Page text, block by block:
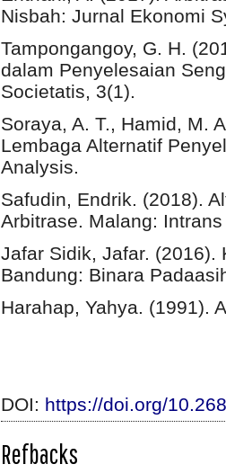
Nisbah: Jurnal Ekonomi
Tampongangoy, G. H.
dalam Penyelesaian
Societatis, 3(1).
Soraya, A. T., Hamid, M.
Lembaga Alternatif
Analysis.
Safudin, Endrik. (2018).
Arbitrase. Malang:
Jafar Sidik, Jafar. (2016).
Bandung: Binara
Harahap, Yahya. (1991).
DOI: https://doi.org/
Refbacks